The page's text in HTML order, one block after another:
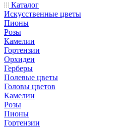
Каталог
Искусственные цветы
Пионы
Розы
Камелии
Гортензии
Орхидеи
Герберы
Полевые цветы
Головы цветов
Камелии
Розы
Пионы
Гортензии